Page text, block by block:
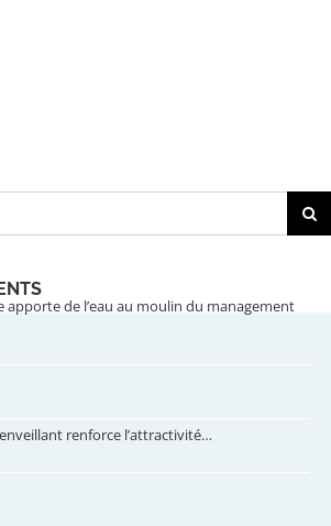
apporte de l’eau au moulin du management
renforce l’attractivité…